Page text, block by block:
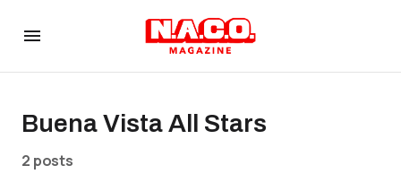
Buena Vista All Stars
2 posts